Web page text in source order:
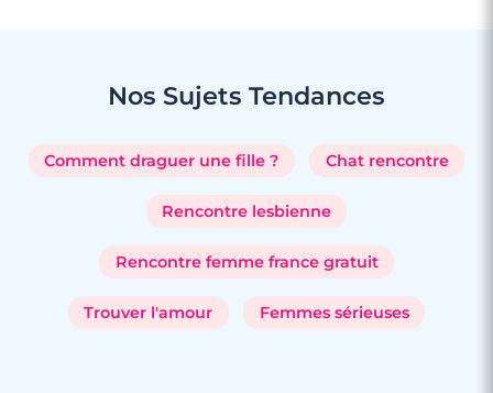
Nos Sujets Tendances
Comment draguer une fille ? Chat rencontre
Rencontre lesbienne
Rencontre femme france gratuit
Trouver l'amour Femmes sérieuses